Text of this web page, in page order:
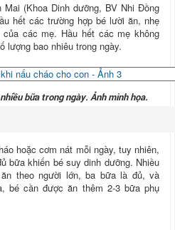
(Khoa Dinh dưỡng, BV Nhi Đồng
hết các trường hợp bé lười ăn, nhẹ
các mẹ. Hầu hết các mẹ không
lượng bao nhiêu trong ngày.
bữa trong ngày. Ảnh minh họa.
hoặc cơm nát mỗi ngày, tuy nhiên,
bữa khiến bé suy dinh dưỡng. Nhiều
theo người lớn, ba bữa là đủ, và
bé cần được ăn thêm 2-3 bữa phụ